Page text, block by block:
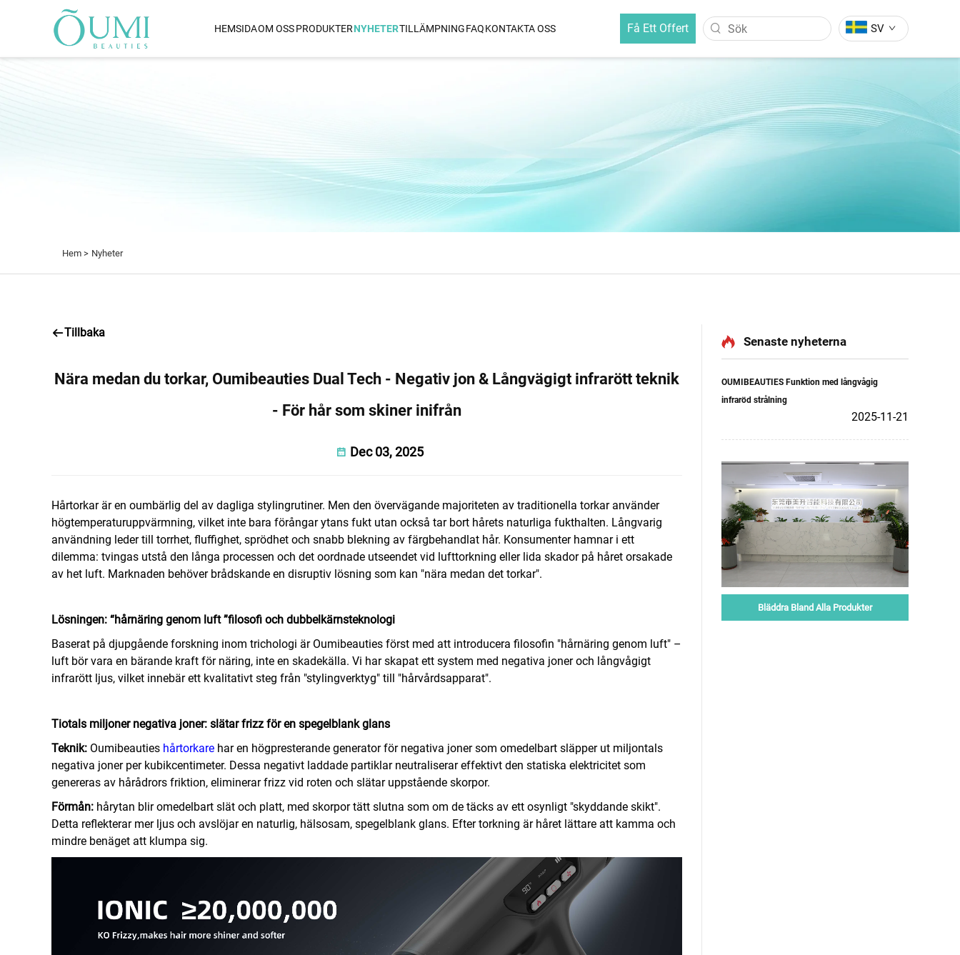
HEMSIDAOM OSSPRODUKTER
1800 W Hög-Effekt Torkapparat
Hårglättningsapparat
Negativjonisk Hårrätskädda
Hårrätskädda
NYHETERTILLÄMPNINGFAQKONTAKTA OSS Få Ett Offert SV
Hem > Nyheter
Tillbaka
Nära medan du torkar, Oumibeauties Dual Tech - Negativ jon & Långvägigt infrarött teknik
- För hår som skiner inifrån
Dec 03, 2025
Hårtorkar är en oumbärlig del av dagliga stylingrutiner. Men den övervägande majoriteten av traditionella torkar använder
högtemperaturuppvärmning, vilket inte bara förångar ytans fukt utan också tar bort hårets naturliga fukthalten. Långvarig
användning leder till torrhet, fluffighet, sprödhet och snabb blekning av färgbehandlat hår. Konsumenter hamnar i ett
dilemma: tvingas utstå den långa processen och det oordnade utseendet vid lufttorkning eller lida skador på håret orsakade
av het luft. Marknaden behöver brådskande en disruptiv lösning som kan "nära medan det torkar".
Lösningen: “hårnäring genom luft”filosofi och dubbelkärnsteknologi
Baserat på djupgående forskning inom trichologi är Oumibeauties först med att introducera filosofin "hårnäring genom luft" –
luft bör vara en bärande kraft för näring, inte en skadekälla. Vi har skapat ett system med negativa joner och långvågigt
infrarött ljus, vilket innebär ett kvalitativt steg från "stylingverktyg" till "hårvårdsapparat".
Tiotals miljoner negativa joner: slätar frizz för en spegelblank glans
Teknik: Oumibeauties hårtorkare har en högpresterande generator för negativa joner som omedelbart släpper ut miljontals
negativa joner per kubikcentimeter. Dessa negativt laddade partiklar neutraliserar effektivt den statiska elektricitet som
genereras av hårådrors friktion, eliminerar frizz vid roten och slätar uppstående skorpor.
Förmån: hårytan blir omedelbart slät och platt, med skorpor tätt slutna som om de täcks av ett osynligt "skyddande skikt".
Detta reflekterar mer ljus och avslöjar en naturlig, hälsosam, spegelblank glans. Efter torkning är håret lättare att kamma och
mindre benäget att klumpa sig.
Senaste nyheterna
OUMIBEAUTIES Funktion med långvågig
infraröd strålning
2025-11-21
Bläddra Bland Alla Produkter